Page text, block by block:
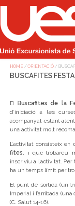
HOME / ORIENTACIÓ /
BUSCAFITES
ElBuscafites de la
d’iniciació a les
acompanyat estant
una activitat molt
L’activitat consisteix
fites, i que trobareu
inscriviu a l’activitat.
ha un temps límit per
El punt de sortida (un
Imperial i l’arribada
(C. Salut 14-16).